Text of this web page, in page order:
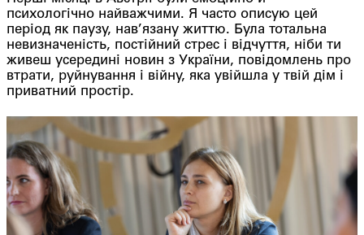
психологічно найважчими. Я часто описую цей
період як паузу, нав’язану життю. Була тотальна
невизначеність, постійний стрес і відчуття, ніби ти
живеш усередині новин з України, повідомлень про
втрати, руйнування і війну, яка увійшла у твій дім і
приватний простір.